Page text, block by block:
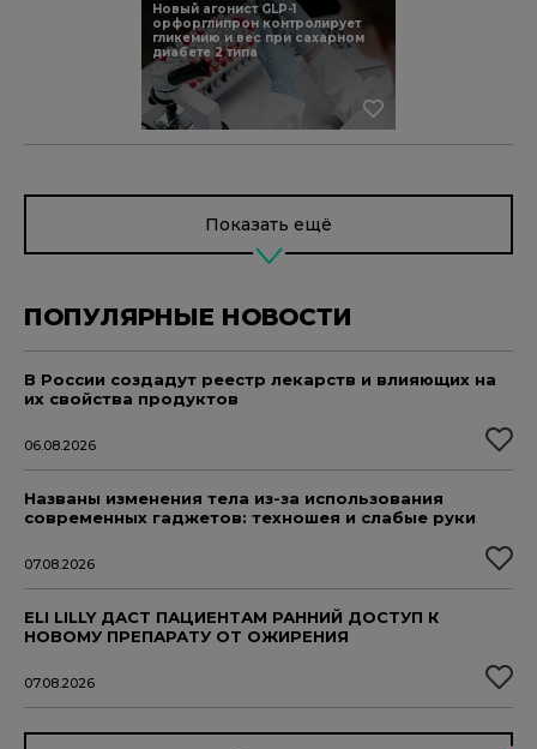
Новый агонист GLP-1
орфорглипрон контролирует
гликемию и вес при сахарном
диабете 2 типа
Показать ещё
ПОПУЛЯРНЫЕ НОВОСТИ
В России создадут реестр лекарств и влияющих на
их свойства продуктов
06.08.2026
Названы изменения тела из-за использования
современных гаджетов: техношея и слабые руки
07.08.2026
ELI LILLY ДАСТ ПАЦИЕНТАМ РАННИЙ ДОСТУП К
НОВОМУ ПРЕПАРАТУ ОТ ОЖИРЕНИЯ
07.08.2026